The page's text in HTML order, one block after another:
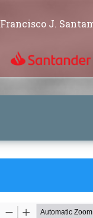
Francisco J.